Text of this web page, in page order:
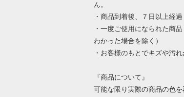
ん。
・商品到着後、７日以上経
・一度ご使用になられた商
わかった場合を除く）
・お客様のもとでキズや汚
『商品について』
可能な限り実際の商品の色